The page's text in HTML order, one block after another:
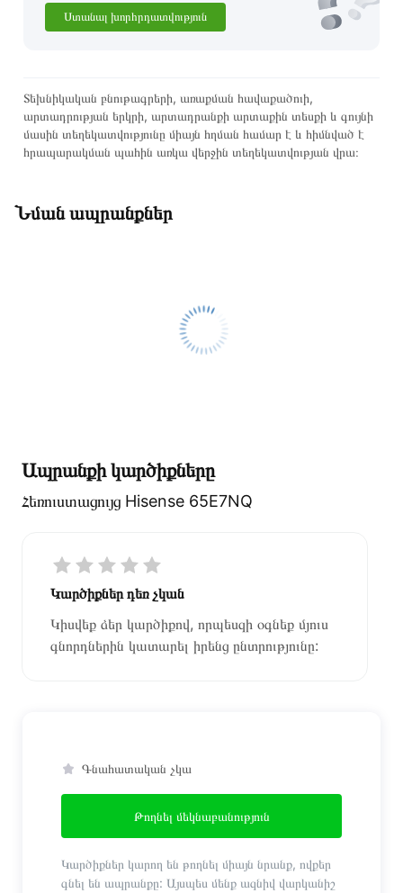
Ստանալ խորհրդատվություն
Տեխնիկական բնութագրերի, առաքման հավաքածուի,
արտադրության երկրի, արտադրանքի արտաքին տեսքի և գույնի
մասին տեղեկատվությունը միայն հղման համար է և հիմնված է
հրապարակման պահին առկա վերջին տեղեկատվության վրա։
Նման ապրանքներ
Ապրանքի կարծիքները
Հեռուստացույց Hisense 65E7NQ
Կարծիքներ դեռ չկան
Կիսվեք ձեր կարծիքով, որպեսզի օգնեք մյուս
գնորդներին կատարել իրենց ընտրությունը:
Գնահատական չկա
Թողնել մեկնաբանություն
Կարծիքներ կարող են թողնել միայն նրանք, ովքեր
գնել են ապրանքը: Այսպես մենք ազնիվ վարկանիշ